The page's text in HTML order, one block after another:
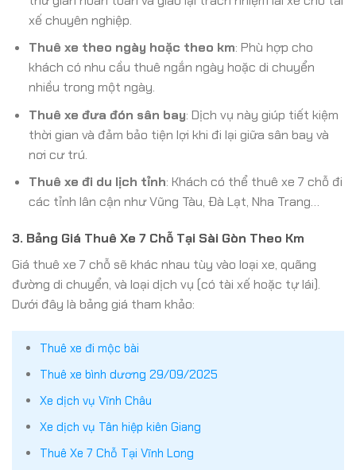
xế chuyên nghiệp.
Thuê xe theo ngày hoặc theo km: Phù hợp cho
khách có nhu cầu thuê ngắn ngày hoặc di chuyển
nhiều trong một ngày.
Thuê xe đưa đón sân bay: Dịch vụ này giúp tiết kiệm
thời gian và đảm bảo tiện lợi khi đi lại giữa sân bay và
nơi cư trú.
Thuê xe đi du lịch tỉnh: Khách có thể thuê xe 7 chỗ đi
các tỉnh lân cận như Vũng Tàu, Đà Lạt, Nha Trang…
3. Bảng Giá Thuê Xe 7 Chỗ Tại Sài Gòn Theo Km
Giá thuê xe 7 chỗ sẽ khác nhau tùy vào loại xe, quãng
đường di chuyển, và loại dịch vụ (có tài xế hoặc tự lái).
Dưới đây là bảng giá tham khảo:
Thuê xe đi mộc bài
Thuê xe bình dương 29/09/2025
Xe dịch vụ Vĩnh Châu
Xe dịch vụ Tân hiệp kiên Giang
Thuê Xe 7 Chỗ Tại Vĩnh Long